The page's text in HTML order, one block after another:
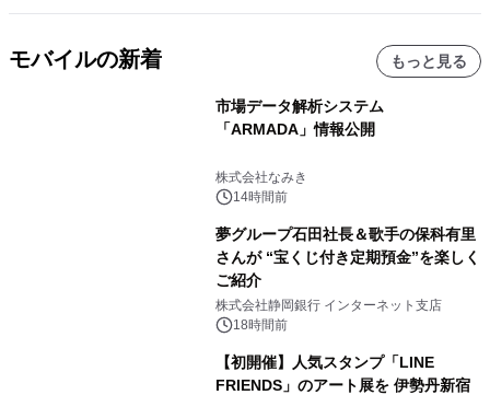
モバイルの新着 もっと見る
市場データ解析システム
「ARMADA」情報公開
株式会社なみき
14時間前
夢グループ石田社長＆歌手の保科有里
さんが “宝くじ付き定期預金”を楽しく
ご紹介
株式会社静岡銀行 インターネット支店
18時間前
【初開催】人気スタンプ「LINE
FRIENDS」のアート展を 伊勢丹新宿